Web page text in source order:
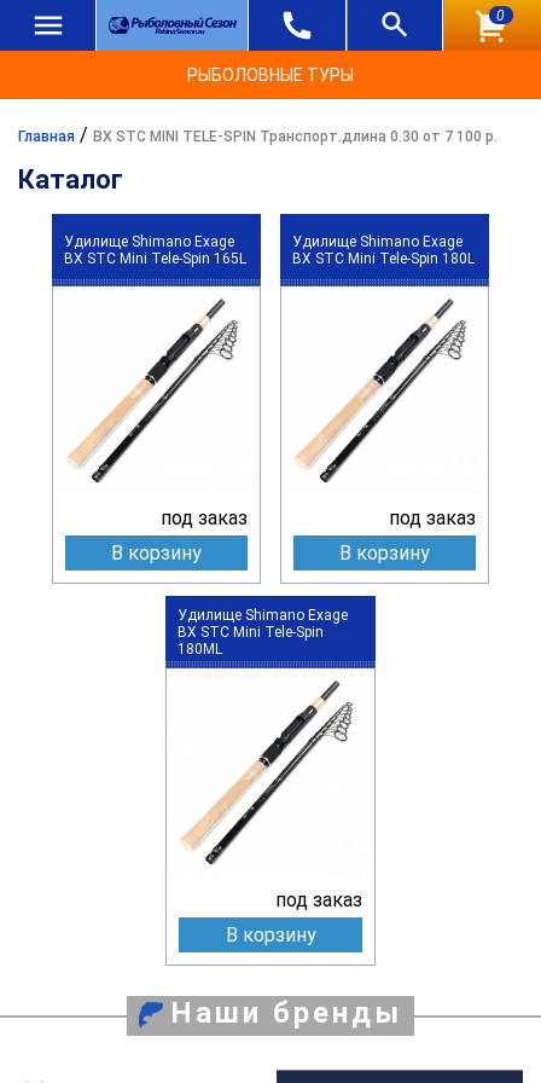
0
РЫБОЛОВНЫЕ ТУРЫ
Главная / BX STC MINI TELE-SPIN Транспорт.длина 0.30 от 7 100 р.
Каталог
Удилище Shimano Exage
BX STC Mini Tele-Spin 165L
под заказ
В корзину
Удилище Shimano Exage
BX STC Mini Tele-Spin 180L
под заказ
В корзину
Удилище Shimano Exage
BX STC Mini Tele-Spin
180ML
под заказ
В корзину
Наши бренды